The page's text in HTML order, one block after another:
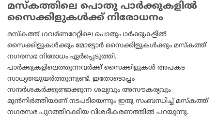
മസ്‌കത്തിലെ പൊതു പാര്‍ക്കുകളില്‍
സൈക്കിളുകള്‍ക്ക് നിരോധനം
മസ്‌കത്ത് ഗവര്‍ണറേറ്റിലെ പൊതുപാര്‍ക്കുകളില്‍
സൈക്കിളുകള്‍ക്കും മോട്ടോര്‍ സൈക്കിളുകള്‍ക്കും മസ്‌കത്ത്
നഗരസഭ നിരോധം ഏര്‍പ്പെടുത്തി.
പാര്‍ക്കുകളിലെത്തുന്നവര്‍ക്ക് സൈക്കിളുകള്‍ അപകട
സാധ്യതയുയര്‍ത്തുന്നുണ്ട്. ഇതോടൊപ്പം
സന്ദര്‍ശകര്‍ക്കുണ്ടാക്കുന്ന ശല്യവും അസൗകര്യവും
മുന്‍നിര്‍ത്തിയാണ് നടപടിയെന്നും ഇതു സംബന്ധിച്ച് മസ്‌കത്ത്
നഗരസഭ പുറത്തിറക്കിയ വിശദീകരണത്തില്‍ പറയുന്നു.